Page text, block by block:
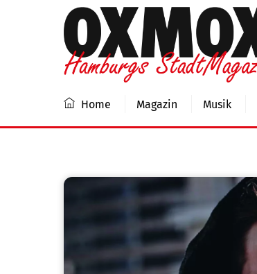
Home Magazin Musik